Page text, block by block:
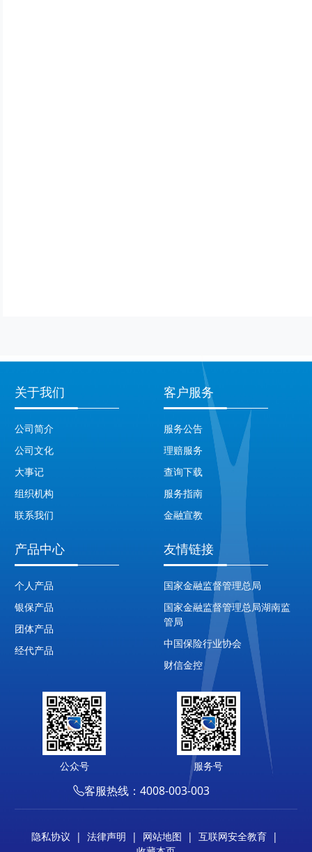
关于我们
公司简介
公司文化
大事记
组织机构
联系我们
客户服务
服务公告
理赔服务
查询下载
服务指南
金融宣教
产品中心
个人产品
银保产品
团体产品
经代产品
友情链接
国家金融监督管理总局
国家金融监督管理总局湖南监
管局
中国保险行业协会
财信金控
公众号 服务号
客服热线：4008-003-003
隐私协议 | 法律声明 | 网站地图 | 互联网安全教育 |